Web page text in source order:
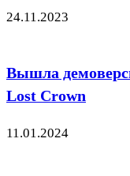
24.11.2023
Вышла
Lost Crown
11.01.2024